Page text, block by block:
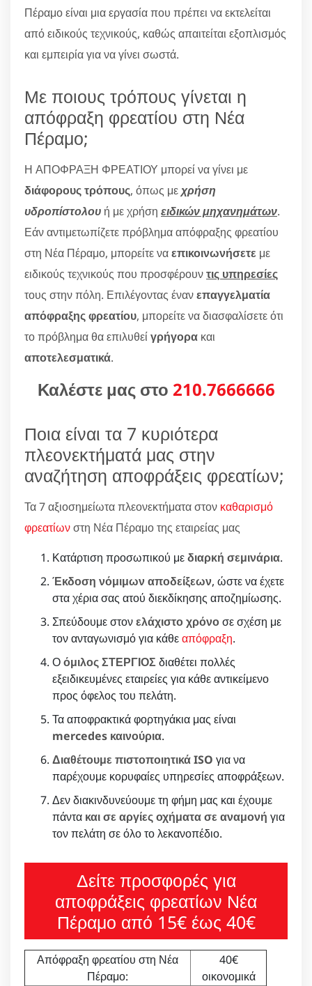
Πέραμο είναι μια εργασία που πρέπει να εκτελείται
από ειδικούς τεχνικούς, καθώς απαιτείται εξοπλισμός
και εμπειρία για να γίνει σωστά.
Με ποιους τρόπους γίνεται η
απόφραξη φρεατίου στη Νέα
Πέραμο;
Η ΑΠΟΦΡΑΞΗ ΦΡΕΑΤΙΟΥ μπορεί να γίνει με
διάφορους τρόπους, όπως με χρήση
υδροπίστολου ή με χρήση ειδικών μηχανημάτων.
Εάν αντιμετωπίζετε πρόβλημα απόφραξης φρεατίου
στη Νέα Πέραμο, μπορείτε ναεπικοινωνήσετε με
ειδικούς τεχνικούς που προσφέρουντις υπηρεσίες
τους στην πόλη. Επιλέγοντας ένανεπαγγελματία
απόφραξης φρεατίου, μπορείτε να διασφαλίσετε ότι
το πρόβλημα θα επιλυθείγρήγορα και
αποτελεσματικά.
Καλέστε μας στο 210.7666666
Ποια είναι τα 7 κυριότερα
πλεονεκτήματά μας στην
αναζήτηση αποφράξεις φρεατίων;
Τα 7 αξιοσημείωτα πλεονεκτήματα στον καθαρισμό
φρεατίωνστη Νέα Πέραμο της εταιρείας μας
Κατάρτιση προσωπικού μεδιαρκή σεμινάρια.
Έκδοση νόμιμων αποδείξεων, ώστε να έχετε
στα χέρια σας ατού διεκδίκησης αποζημίωσης.
Σπεύδουμε στονελάχιστο χρόνοσε σχέση με
τον ανταγωνισμό για κάθεαπόφραξη.
Οόμιλος ΣΤΕΡΓΙΟΣ διαθέτει πολλές
εξειδικευμένες εταιρείες για κάθε αντικείμενο
προς όφελος του πελάτη.
Τα αποφρακτικά φορτηγάκια μας είναι
mercedes καινούρια.
Διαθέτουμε πιστοποιητικά ISO για να
παρέχουμε κορυφαίες υπηρεσίες αποφράξεων.
Δεν διακινδυνεύουμε τη φήμη μας και έχουμε
πάντα και σε αργίες οχήματα σε αναμονή για
τον πελάτη σε όλο το λεκανοπέδιο.
Δείτε προσφορές για
αποφράξεις φρεατίων Νέα
Πέραμο από 15€ έως 40€
Απόφραξη φρεατίου στη Νέα
Πέραμο:
40€
οικονομικά